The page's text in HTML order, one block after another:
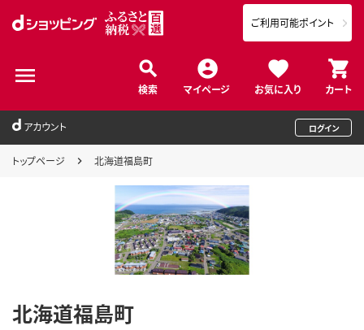
検索 マイページ お気に入り カート
ご利用可能ポイント
アカウント ログイン
トップページ 北海道福島町
北海道福島町